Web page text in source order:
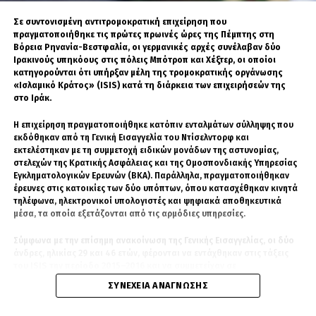
ΕΘΝΙΚΉ ΆΜΥΝΑ
ΚΎΠΡΟΣ
ΧΑΚ
βοηθάει στην παραγωγή ειδήσεων στο Geopolitico.gr,
αλλά και τη δημιουργία βίντεο στο κανάλι του Σάββα
Καλεντερίδη. Πολλοί τον χαρακτηρίζουν ως ανθρώπινο
αλγόριθμο λόγω του όγκου των δεδομένων και
πληροφοριών που αφομοιώνει καθημερινώς. Είναι
καταδρομέας με ειδικότητα Χειριστή Ασυρμάτων
Μέσων.
Σε συντονισμένη αντιτρομοκρατική επιχείρηση που
πραγματοποιήθηκε τις πρώτες πρωινές ώρες της Πέμπτης στη
Βόρεια Ρηνανία-Βεστφαλία, οι γερμανικές αρχές συνέλαβαν δύο
Ιρακινούς υπηκόους στις πόλεις Μπότροπ και Χέξτερ, οι οποίοι
κατηγορούνται ότι υπήρξαν μέλη της τρομοκρατικής οργάνωσης
«Ισλαμικό Κράτος» (ISIS) κατά τη διάρκεια των επιχειρήσεών της
στο Ιράκ.
Η επιχείρηση πραγματοποιήθηκε κατόπιν ενταλμάτων σύλληψης που
εκδόθηκαν από τη Γενική Εισαγγελία του Ντίσελντορφ και
εκτελέστηκαν με τη συμμετοχή ειδικών μονάδων της αστυνομίας,
στελεχών της Κρατικής Ασφάλειας και της Ομοσπονδιακής Υπηρεσίας
Εγκληματολογικών Ερευνών (BKA). Παράλληλα, πραγματοποιήθηκαν
έρευνες στις κατοικίες των δύο υπόπτων, όπου κατασχέθηκαν κινητά
τηλέφωνα, ηλεκτρονικοί υπολογιστές και ψηφιακά αποθηκευτικά
μέσα, τα οποία εξετάζονται από τις αρμόδιες υπηρεσίες.
Σύμφωνα με την επίσημη ανακοίνωση της Γενικής Εισαγγελίας, οι δύο
δραστηριότητες της οργάνωσης στο Ιράκ. Οι διώξεις βασίζονται σε
νέα αποδεικτικά στοιχεία που συγκεντρώθηκαν στο πλαίσιο διεθνούς
ΣΥΝΈΧΕΙΑ ΑΝΆΓΝΩΣΗΣ